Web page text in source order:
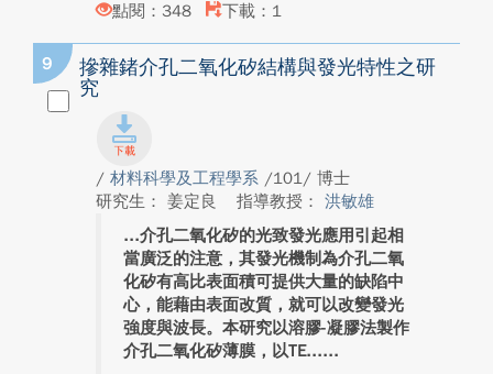
點閱：348
下載：1
9
摻雜鍺介孔二氧化矽結構與發光特性之研
究
/ 材料科學及工程學系 /101/ 博士
研究生： 姜定良
指導教授： 洪敏雄
介孔二氧化矽的光致發光應用引起相
當廣泛的注意，其發光機制為介孔二氧
化矽有高比表面積可提供大量的缺陷中
心，能藉由表面改質，就可以改變發光
強度與波長。本研究以溶膠-凝膠法製作
介孔二氧化矽薄膜，以TE...